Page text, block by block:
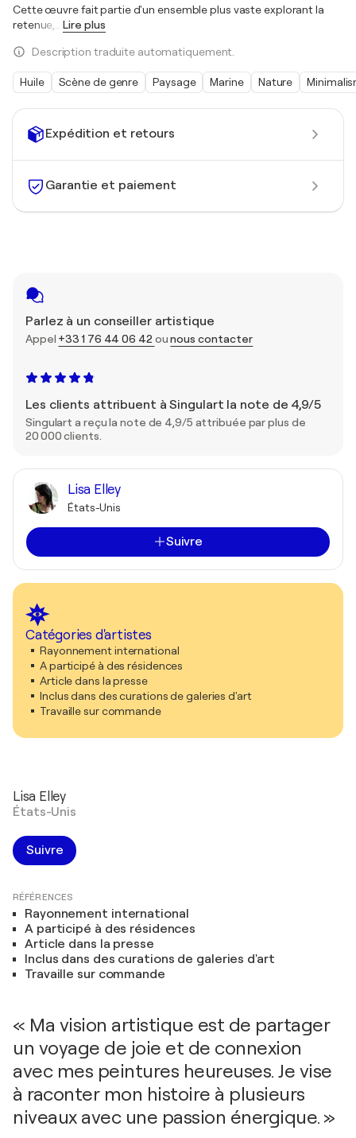
Expédition et retours
Garantie et paiement
Parlez à un conseiller artistique
Appel +33 1 76 44 06 42 ounous contacter
Les clients attribuent à Singulart la note de 4,9/5
Singulart a reçu la note de 4,9/5 attribuée par plus de
20 000 clients.
Lisa Elley
États-Unis
Suivre
Catégories d'artistes
Rayonnement international
A participé à des résidences
Article dans la presse
Inclus dans des curations de galeries d'art
Travaille sur commande
Cette œuvre fait partie d'un ensemble plus vaste explorant la
retenue,
Lire plus
Description traduite automatiquement.
Huile Scène de genre Paysage Marine Nature
Lisa Elley
États-Unis
Suivre
RÉFÉRENCES
Rayonnement international
A participé à des résidences
Article dans la presse
Inclus dans des curations de galeries d'art
Travaille sur commande
« Ma vision artistique est de partager
un voyage de joie et de connexion
avec mes peintures heureuses. Je vise
à raconter mon histoire à plusieurs
niveaux avec une passion énergique. »